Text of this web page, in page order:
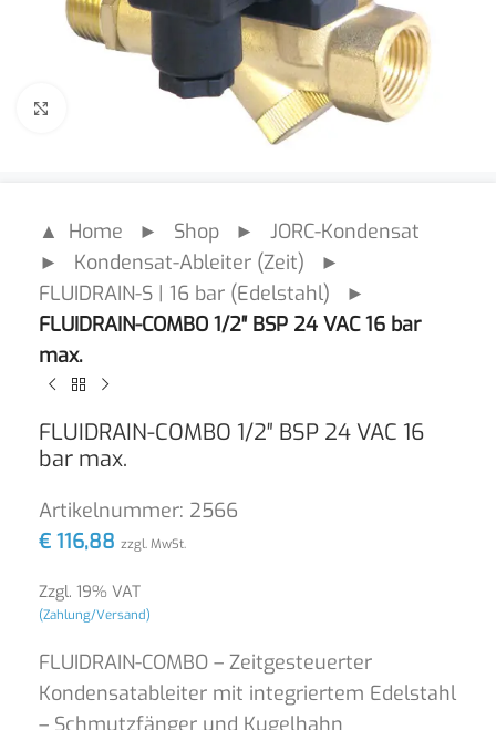
Click to enlarge
▲ Home ► Shop ► JORC-Kondensat
► Kondensat-Ableiter (Zeit) ►
FLUIDRAIN-S | 16 bar (Edelstahl) ►
FLUIDRAIN-COMBO 1/2″ BSP 24 VAC 16 bar
max.
FLUIDRAIN-COMBO 1/2″ BSP 24 VAC 16
bar max.
Artikelnummer: 2566
€ 116,88 zzgl. MwSt.
Zzgl. 19% VAT
(Zahlung/Versand)
FLUIDRAIN-COMBO – Zeitgesteuerter
Kondensatableiter mit integriertem Edelstahl
– Schmutzfänger und Kugelhahn